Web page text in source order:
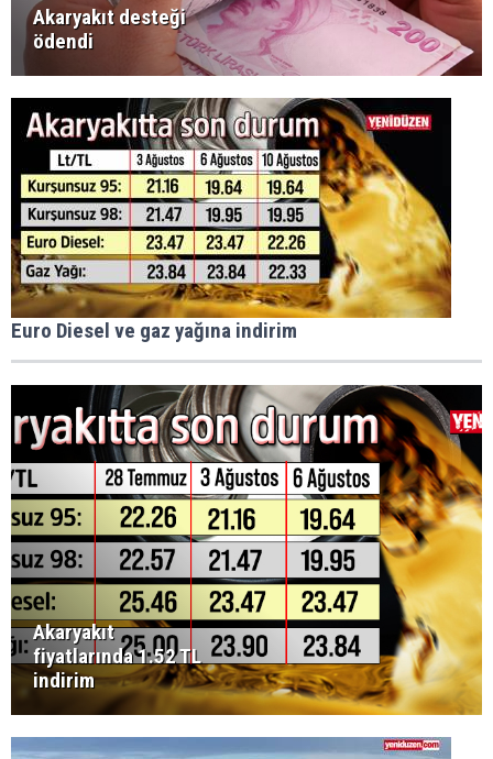
Akaryakıt desteği
ödendi
Euro Diesel ve gaz yağına indirim
Akaryakıt
fiyatlarında 1.52 TL
indirim